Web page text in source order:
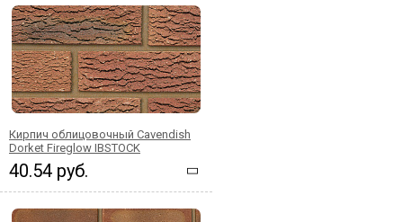
Кирпич облицовочный Cavendish
Dorket Fireglow IBSTOCK
40.54 руб.